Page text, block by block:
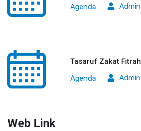
Agenda
Admin
Tasaruf Zakat Fitrah
Agenda
Admin
Web Link